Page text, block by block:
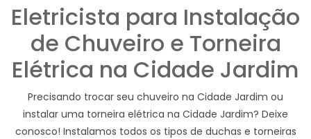
Eletricista para Instalação
de Chuveiro e Torneira
Elétrica na Cidade Jardim
Precisando trocar seu chuveiro na Cidade Jardim ou
instalar uma torneira elétrica na Cidade Jardim? Deixe
conosco! Instalamos todos os tipos de duchas e torneiras